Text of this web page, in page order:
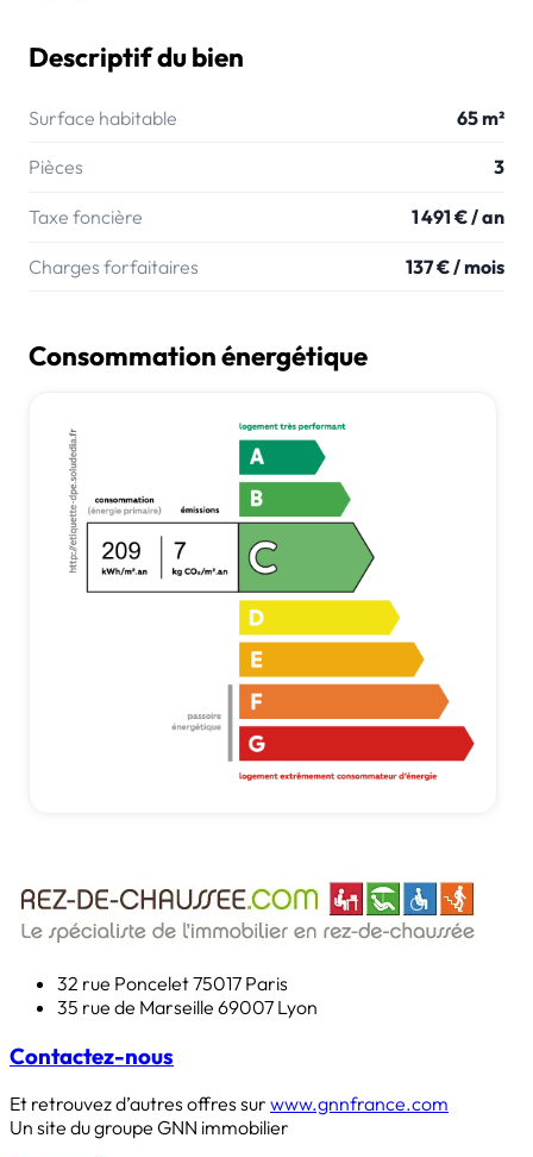
Descriptif du bien
Surface habitable 65 m²
Pièces 3
Taxe foncière 1 491 € / an
Charges forfaitaires 137 € / mois
Consommation énergétique
32 rue Poncelet75017 Paris
35 rue de Marseille 69007 Lyon
Contactez-nous
Et retrouvez d’autres offres sur www.gnnfrance.com
Un site du groupe GNN immobilier